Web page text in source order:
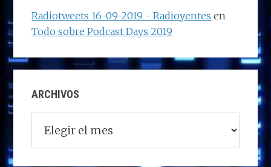
Radiotweets 16-09-2019 - Radioyentes en
Todo sobre Podcast Days 2019
ARCHIVOS